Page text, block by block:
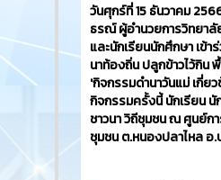
วันศุกร์ที่ 15 ธันวาคม
ธรณ์ ผู้อำนวยการวิทยา
และนักเรียนนักศึกษา เข้
นาท้องถิ่น ปลูกข้าวไว้กิ
'กิจกรรมดำนาวันแม่ เกี่ย
กิจกรรมครั้งนี้ นักเรียน นั
ชาวนา วิถีชุมชน ณ ศูนย์ก
ชุมชน ต.หนองปลาไหล อ